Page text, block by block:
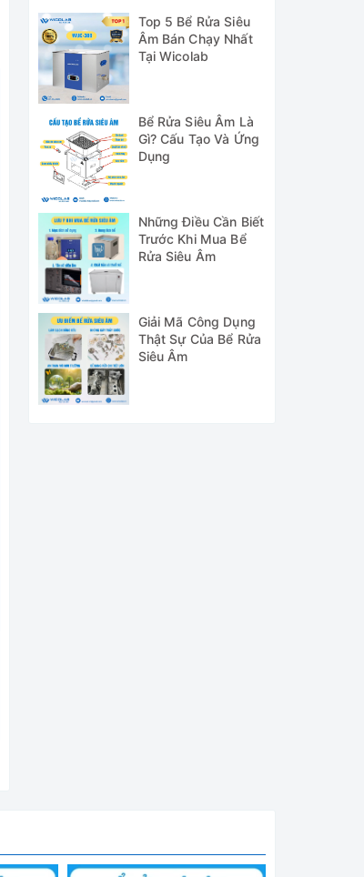
Top 5 Bể Rửa Siêu
Âm Bán Chạy Nhất
Tại Wicolab
Bể Rửa Siêu Âm Là
Gì? Cấu Tạo Và Ứng
Dụng
Những Điều Cần Biết
Trước Khi Mua Bể
Rửa Siêu Âm
Giải Mã Công Dụng
Thật Sự Của Bể Rửa
Siêu Âm